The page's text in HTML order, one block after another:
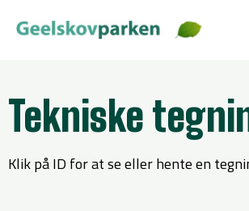
Tekniske
Klik på ID for at se eller hente en